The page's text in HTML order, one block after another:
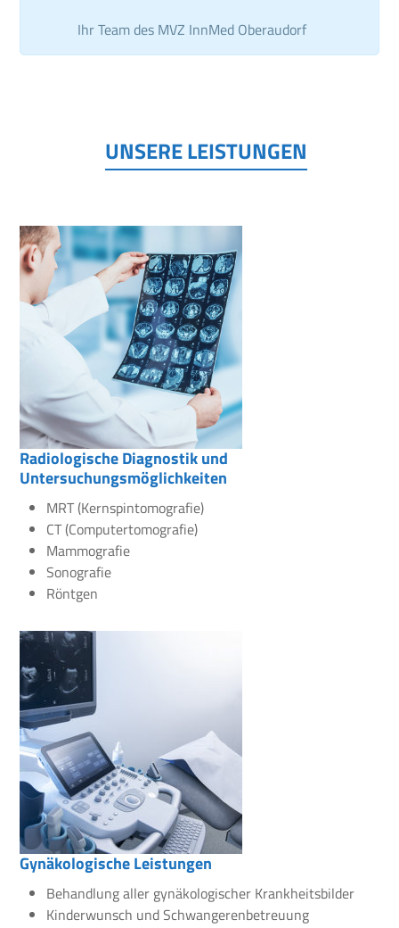
Ihr Team des MVZ InnMed Oberaudorf
UNSERE LEISTUNGEN
Radiologische Diagnostik und
Untersuchungsmöglichkeiten
MRT (Kernspintomografie)
CT (Computertomografie)
Mammografie
Sonografie
Röntgen
Gynäkologische Leistungen
Behandlung aller gynäkologischer Krankheitsbilder
Kinderwunsch und Schwangerenbetreuung